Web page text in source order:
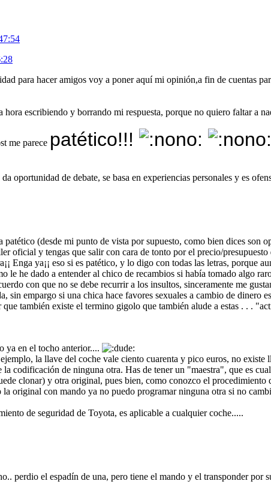
para hacer amigos voy a poner aquí mi opinión,a fin de cuentas
hora escribiendo y borrando mi respuesta, porque no quiero faltar a
me parece patético!!!
oportunidad de debate, se basa en experiencias personales y es
(desde mi punto de vista por supuesto, como bien dices son
oficial y tengas que salir con cara de tonto por el precio/
Enga ya¡¡ eso si es patético, y lo digo con todas las letras, porque
le he dado a entender al chico de recambios si había tomado algo
con que no se debe recurrir a los insultos, sinceramente me
sin empargo si una chica hace favores sexuales a cambio de dinero
que también existe el termino gigolo que también alude a estas . . .
ya en el tocho anterior....
la llave del coche vale ciento cuarenta y pico euros, no
codificación de ninguna otra. Has de tener un "maestra", que es
clonar) y otra original, pues bien, como conozco el
original con mando ya no puedo programar ninguna otra si no
de seguridad de Toyota, es aplicable a cualquier coche.....
perdio el espadín de una, pero tiene el mando y el transponder por